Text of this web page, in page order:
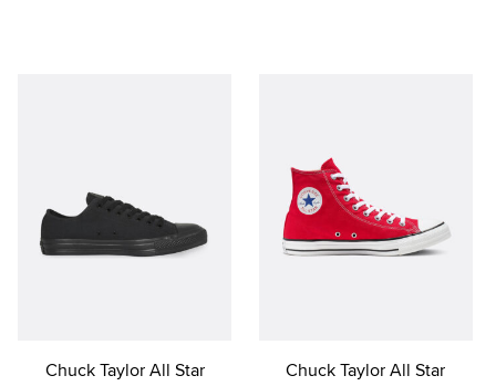
Chuck Taylor All Star Chuck Taylor All Star